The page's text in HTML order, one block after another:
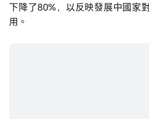
下降了80%，以反映發展中國家
用。